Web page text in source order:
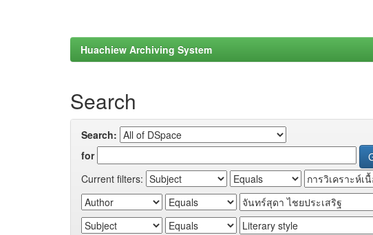
Huachiew Archiving System
Search
Search:
for
Current filters: